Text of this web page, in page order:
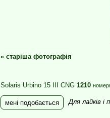
« старіша фотографія
Solaris Urbino 15 III CNG 1210
мені подобається Для лайків і